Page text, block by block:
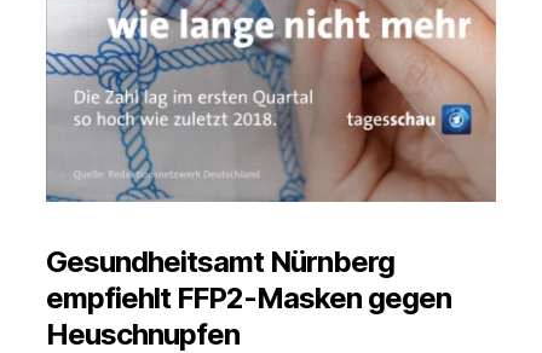
Gesundheitsamt Nürnberg
empfiehlt FFP2-Masken gegen
Heuschnupfen